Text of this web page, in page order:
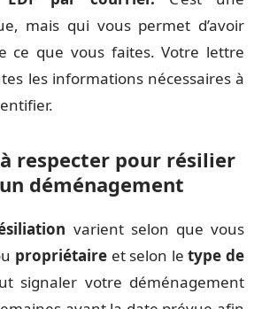
mais qui vous permet d’avoir
ce que vous faites. Votre lettre
les informations nécessaires à
respecter pour résilier
déménagement
varient selon que vous
propriétaireet selon letype de
signaler votre déménagement